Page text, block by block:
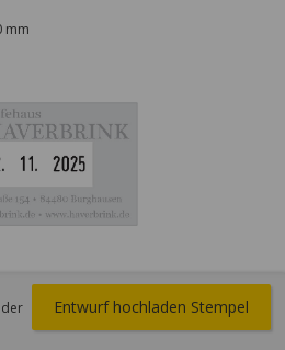
mm
Entwurf hochladen Stempel